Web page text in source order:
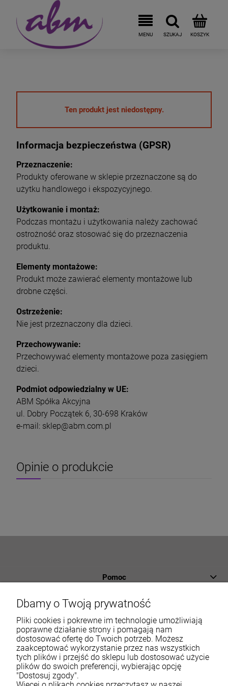
Ten produkt jest niedostępny.
Informacja bezpieczeństwa (GPSR)
Przeznaczenie:
Produkty oferowane w sklepie przeznaczone są do
użytku handlowego i ekspozycyjnego.
Użytkowanie i montaż:
Podczas montażu i użytkowania należy zachować
ostrożność oraz stosować się do przeznaczenia
produktu.
Elementy montażowe:
Produkt może zawierać elementy montażowe lub
drobne części.
Ostrzeżenie:
Nie jest przeznaczony dla dzieci.
Przechowywanie:
Przechowywać elementy montażowe poza zasięgiem
dzieci.
Podmiot odpowiedzialny w UE:
ABM Spółka Akcyjna
ul. Dobry Początek 6, 30-698 Kraków
e-mail: sklep@abm.com.pl
Opinie o produkcie
Pomoc
Płatności i dostawa
Informacje
O nas
Moje konto
Dbamy o Twoją prywatność
Pliki cookies i pokrewne im technologie umożliwiają
poprawne działanie strony i pomagają nam
dostosować ofertę do Twoich potrzeb. Możesz
zaakceptować wykorzystanie przez nas wszystkich
tych plików i przejść do sklepu lub dostosować użycie
plików do swoich preferencji, wybierając opcję
"Dostosuj zgody".